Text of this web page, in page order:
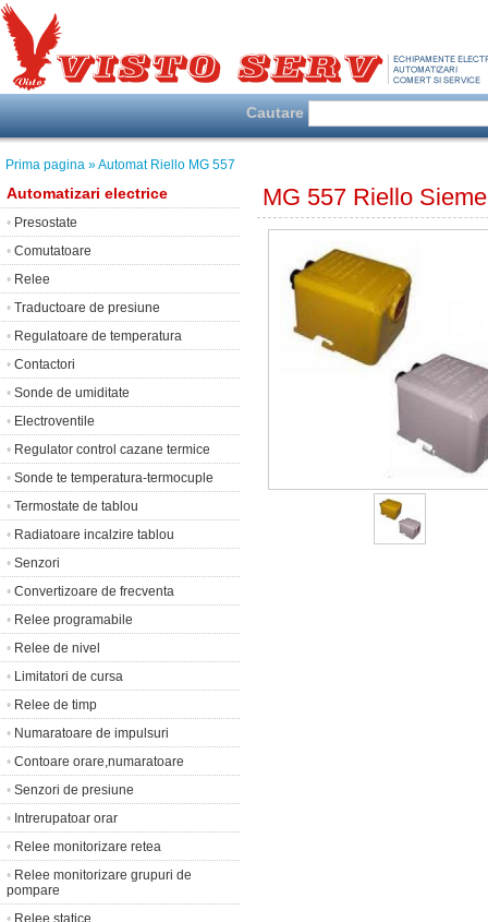
Cautare
Prima pagina » Automat Riello MG 557
Automatizari electrice
• Presostate
• Comutatoare
• Relee
• Traductoare de presiune
• Regulatoare de temperatura
• Contactori
• Sonde de umiditate
• Electroventile
• Regulator control cazane termice
• Sonde te temperatura-termocuple
• Termostate de tablou
• Radiatoare incalzire tablou
• Senzori
• Convertizoare de frecventa
• Relee programabile
• Relee de nivel
• Limitatori de cursa
• Relee de timp
• Numaratoare de impulsuri
• Contoare orare,numaratoare
• Senzori de presiune
• Intrerupatoar orar
• Relee monitorizare retea
• Relee monitorizare grupuri de
pompare
• Relee statice
MG 557 Riello